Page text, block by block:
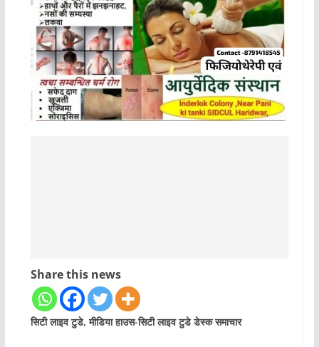
Share this news
सिटी लाइव टुडे, मीडिया हाउस-सिटी लाइव टुडे डेस्क समाचार